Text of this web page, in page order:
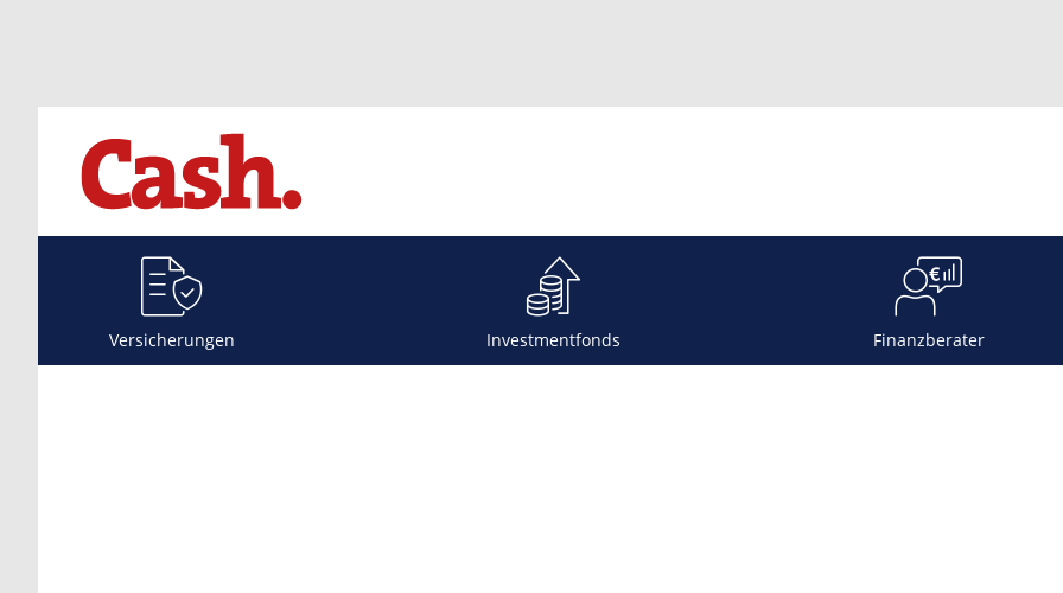
Versicherungen Investmentfonds Finanzberater